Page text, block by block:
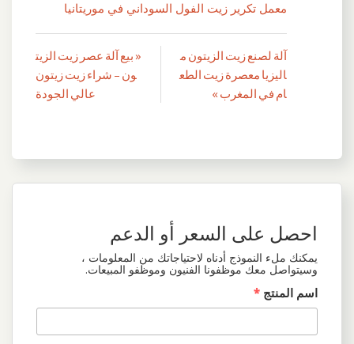
معمل تكرير زيت الفول السوداني في موريتانيا
تصفّح
المقالات
« بيع آلة عصر زيت الزيت
ون – شراء زيت زيتون
عالي الجودة
آلة لصنع زيت الزيتون م
اليزيا معصرة زيت الطع
ام في المغرب »
احصل على السعر أو الدعم
يمكنك ملء النموذج أدناه لاحتياجاتك من المعلومات ،
وسيتواصل معك موظفونا الفنيون وموظفو المبيعات.
اسم المنتج *